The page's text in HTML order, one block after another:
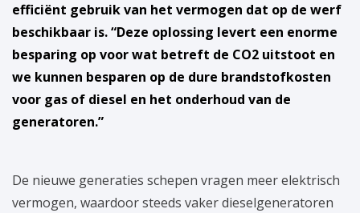
efficiënt gebruik van het vermogen dat op de werf
beschikbaar is. “Deze oplossing levert een enorme
besparing op voor wat betreft de CO2 uitstoot en
we kunnen besparen op de dure brandstofkosten
voor gas of diesel en het onderhoud van de
generatoren.”
De nieuwe generaties schepen vragen meer elektrisch
vermogen, waardoor steeds vaker dieselgeneratoren